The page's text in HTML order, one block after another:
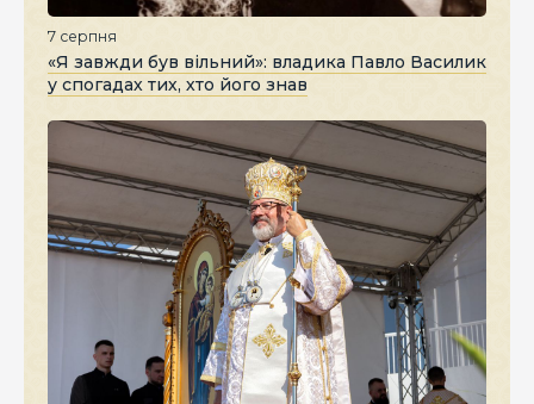
7 серпня
«Я завжди був вільний»: владика Павло Василик
у спогадах тих, хто його знав